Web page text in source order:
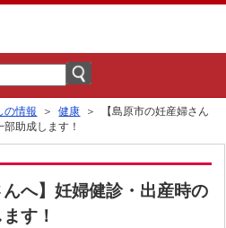
の情報 ＞健康 ＞ 【島原市の妊産婦さん
助成します！
んへ】妊婦健診・出産時の
す！